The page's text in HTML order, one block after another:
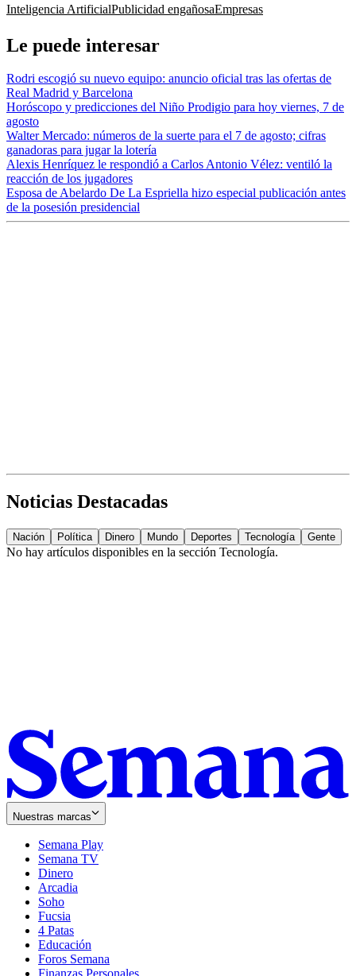
Inteligencia ArtificialPublicidad engañosaEmpresas
Le puede interesar
Rodri escogió su nuevo equipo: anuncio oficial tras las ofertas de
Real Madrid y Barcelona
Horóscopo y predicciones del Niño Prodigio para hoy viernes, 7 de
agosto
Walter Mercado: números de la suerte para el 7 de agosto; cifras
ganadoras para jugar la lotería
Alexis Henríquez le respondió a Carlos Antonio Vélez: ventiló la
reacción de los jugadores
Esposa de Abelardo De La Espriella hizo especial publicación antes
de la posesión presidencial
Noticias Destacadas
Nación Política Dinero Mundo Deportes Tecnología Gente
No hay artículos disponibles en la sección Tecnología.
Nuestras marcas
Semana Play
Semana TV
Dinero
Arcadia
Soho
in
new
window
Fucsia
in
new
window
4 Patas
Educación
Foros Semana
Finanzas Personales